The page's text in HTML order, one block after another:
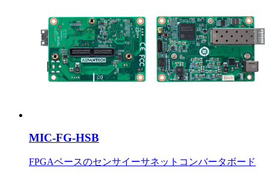
MIC-FG-HSB
FPGAベースのセンサイーサネットコンバータボード